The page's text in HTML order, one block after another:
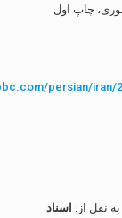
چاپ اول
persian/iran/
اسناد